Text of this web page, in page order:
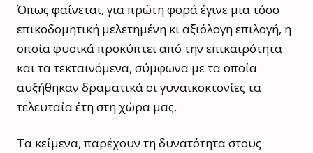
Όπως φαίνεται, για πρώτη φορά έγινε μια τόσο
επικοδομητική μελετημένη κι αξιόλογη επιλογή, η
οποία φυσικά προκύπτει από την επικαιρότητα
και τα τεκταινόμενα, σύμφωνα με τα οποία
αυξήθηκαν δραματικά οι γυναικοκτονίες τα
τελευταία έτη στη χώρα μας.
Τα κείμενα, παρέχουν τη δυνατότητα στους